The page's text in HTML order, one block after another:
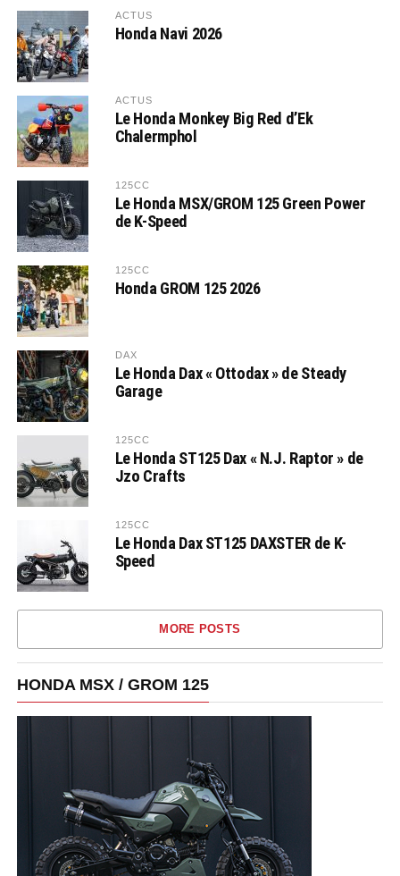
ACTUS
Honda Navi 2026
ACTUS
Le Honda Monkey Big Red d’Ek
Chalermphol
125CC
Le Honda MSX/GROM 125 Green Power
de K-Speed
125CC
Honda GROM 125 2026
DAX
Le Honda Dax « Ottodax » de Steady
Garage
125CC
Le Honda ST125 Dax « N.J. Raptor » de
Jzo Crafts
125CC
Le Honda Dax ST125 DAXSTER de K-
Speed
MORE POSTS
HONDA MSX / GROM 125